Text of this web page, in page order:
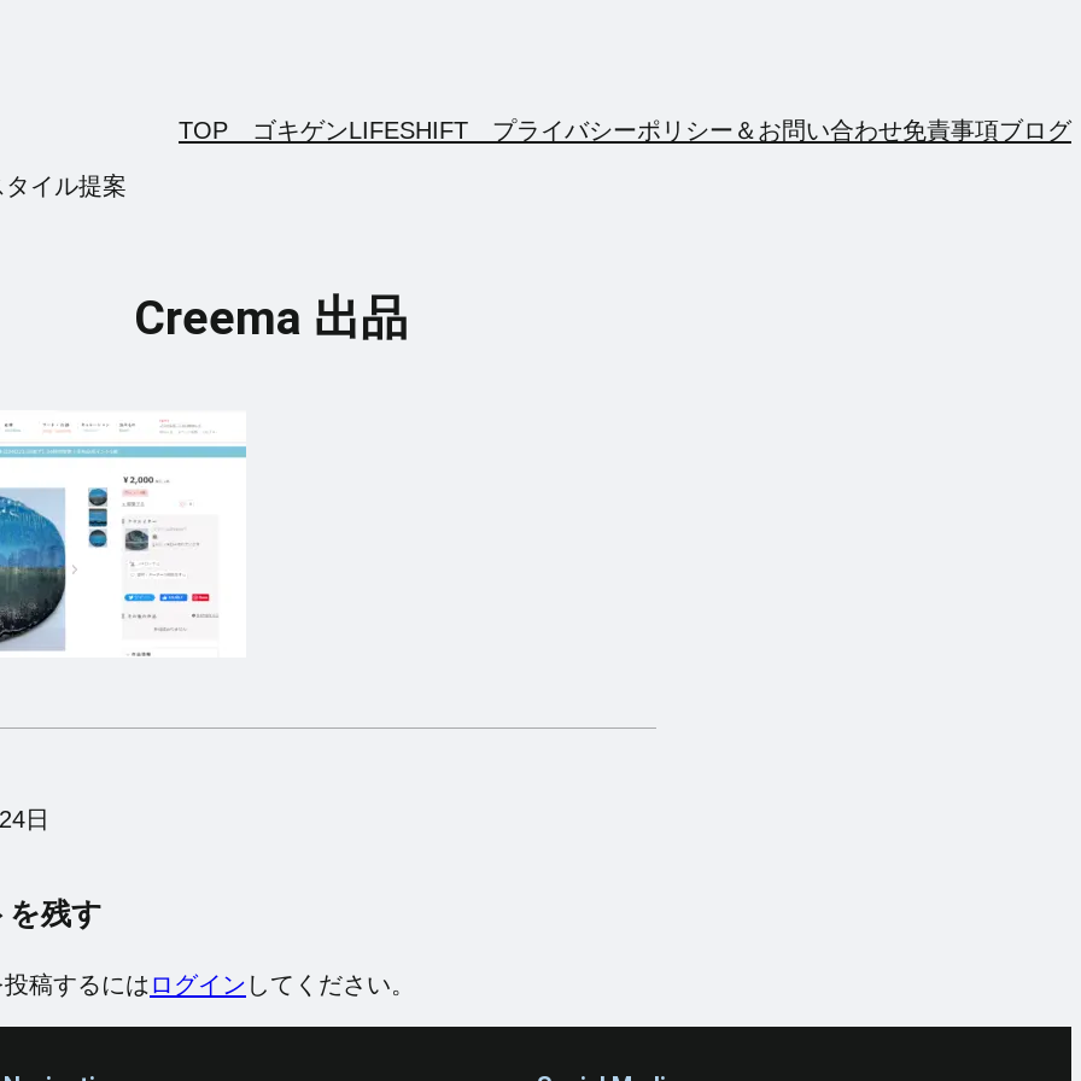
イル提案
TOP ゴキゲンLIFESHIFT プライバシーポリシー＆お問い合わせ免責事項ブログ
Creema 出品
日
を残す
稿するには ログイン してください。